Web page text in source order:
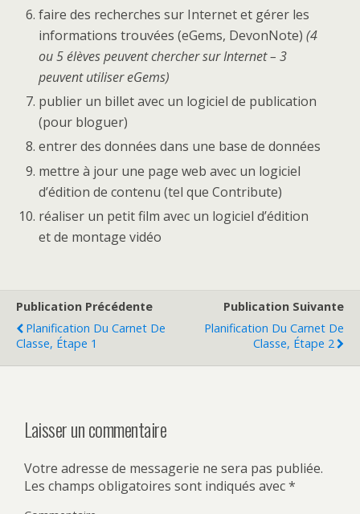
faire des recherches sur Internet et gérer les
informations trouvées (eGems, DevonNote)(4
ou 5 élèves peuvent chercher sur Internet – 3
peuvent utiliser eGems)
publier un billet avec un logiciel de publication
(pour bloguer)
entrer des données dans une base de données
mettre à jour une page web avec un logiciel
d’édition de contenu (tel que Contribute)
réaliser un petit film avec un logiciel d’édition
et de montage vidéo
Publication Précédente
Planification Du Carnet De
Classe, Étape 1
Publication Suivante
Planification Du Carnet De
Classe, Étape 2
Laisser un commentaire
Votre adresse de messagerie ne sera pas publiée.
Les champs obligatoires sont indiqués avec*